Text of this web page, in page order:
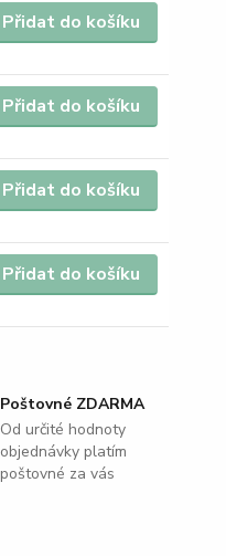
Přidat do košíku
Přidat do košíku
Přidat do košíku
Přidat do košíku
Poštovné ZDARMA
Od určité hodnoty
objednávky platím
poštovné za vás